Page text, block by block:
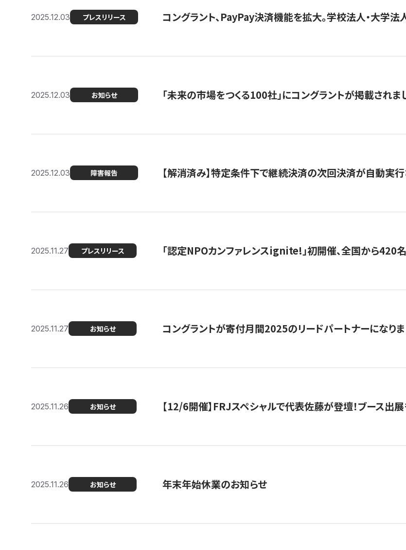
2025.12.03 プレスリリース コングラント、PayPay決済機能を拡大。学校法人・大学
2025.12.03 お知らせ 「未来の市場をつくる100社」にコングラントが掲載されま
2025.12.03 障害報告 【解消済み】特定条件下で継続決済の次回決済が自動実
2025.11.27 プレスリリース 「認定NPOカンファレンスignite!」初開催、全国から420
2025.11.27 お知らせ コングラントが寄付月間2025のリードパートナーになり
2025.11.26 お知らせ 【12/6開催】FRJスペシャルで代表佐藤が登壇！ブース出
2025.11.26 お知らせ 年末年始休業のお知らせ